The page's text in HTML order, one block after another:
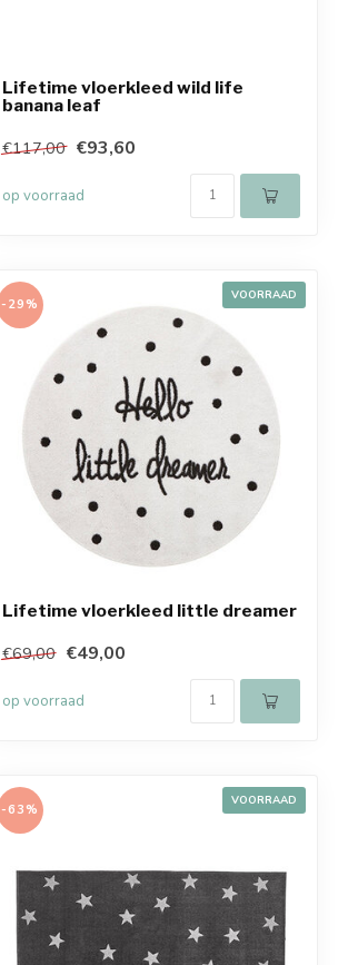
Lifetime vloerkleed wild life
banana leaf
€117,00 €93,60
op voorraad
VOORRAAD
-29%
Lifetime vloerkleed little dreamer
€69,00 €49,00
op voorraad
VOORRAAD
-63%